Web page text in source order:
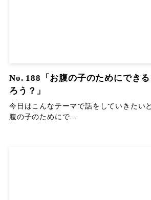
No. 188「お腹の子のためにでき
ろう？」
今日はこんなテーマで話をしていきた
腹の子のためにで...